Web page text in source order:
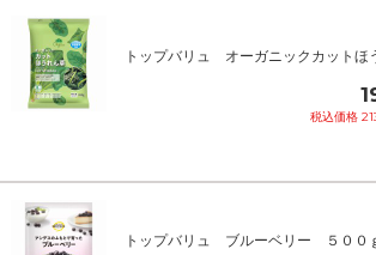
トップバリュ オーガニックカット
税込価格
トップバリュ ブルーベリー ５００